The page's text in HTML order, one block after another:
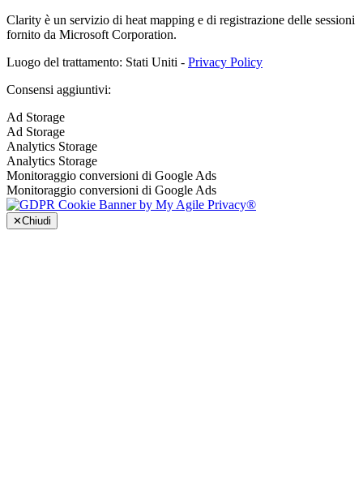
Clarity è un servizio di heat mapping e di registrazione delle sessioni
fornito da Microsoft Corporation.
Luogo del trattamento: Stati Uniti - Privacy Policy
Consensi aggiuntivi:
Ad Storage
Ad Storage
Analytics Storage
Analytics Storage
Monitoraggio conversioni di Google Ads
Monitoraggio conversioni di Google Ads
✕Chiudi